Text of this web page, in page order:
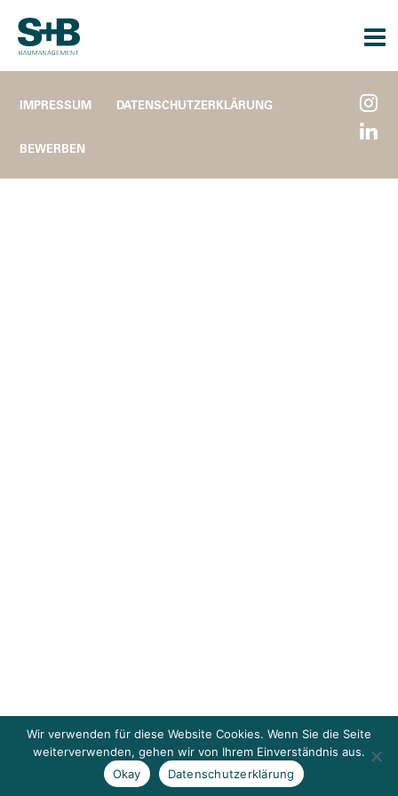
IMPRESSUM DATENSCHUTZERKLÄRUNG
BEWERBEN
Wir verwenden für diese Website Cookies. Wenn Sie die Seite
weiterverwenden, gehen wir von Ihrem Einverständnis aus.
Okay
Datenschutzerklärung